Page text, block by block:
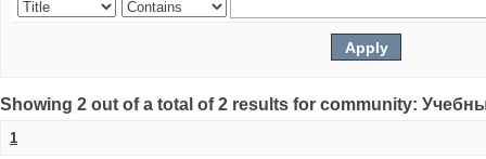
Showing 2 out of a total of 2 results for community:
1